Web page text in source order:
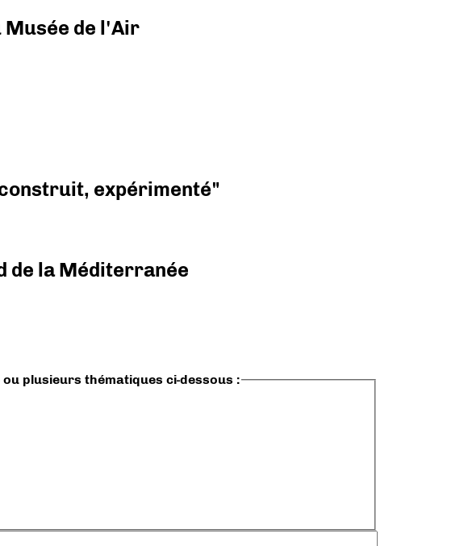
Musée de l'Air
expérimenté"
de la Méditerranée
plusieurs thématiques ci-dessous :